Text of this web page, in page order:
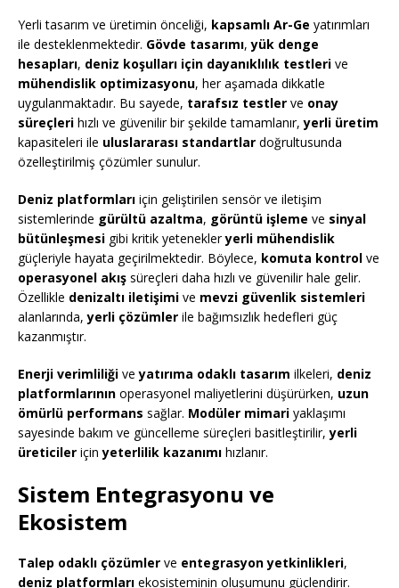
Yerli tasarım ve üretimin önceliği, kapsamlı Ar-Ge yatırımları
ile desteklenmektedir. Gövde tasarımı,yük denge
hesapları, deniz koşulları için dayanıklılık testleri ve
mühendislik optimizasyonu, her aşamada dikkatle
uygulanmaktadır. Bu sayede, tarafsız testler ve onay
süreçleri hızlı ve güvenilir bir şekilde tamamlanır,yerli üretim
kapasiteleri ile uluslararası standartlar doğrultusunda
özelleştirilmiş çözümler sunulur.
Deniz platformları için geliştirilen sensör ve iletişim
sistemlerinde gürültü azaltma, görüntü işleme ve sinyal
bütünleşmesi gibi kritik yetenekleryerli mühendislik
güçleriyle hayata geçirilmektedir. Böylece, komuta kontrol ve
operasyonel akış süreçleri daha hızlı ve güvenilir hale gelir.
Özellikle denizaltı iletişimi ve mevzi güvenlik sistemleri
alanlarında,yerli çözümler ile bağımsızlık hedefleri güç
kazanmıştır.
Enerji verimliliği veyatırıma odaklı tasarım ilkeleri, deniz
platformlarının operasyonel maliyetlerini düşürürken, uzun
ömürlü performans sağlar. Modüler mimari yaklaşımı
sayesinde bakım ve güncelleme süreçleri basitleştirilir,yerli
üreticiler içinyeterlilik kazanımı hızlanır.
Sistem Entegrasyonu ve
Ekosistem
Talep odaklı çözümler ve entegrasyon yetkinlikleri,
deniz platformları ekosisteminin oluşumunu güçlendirir.